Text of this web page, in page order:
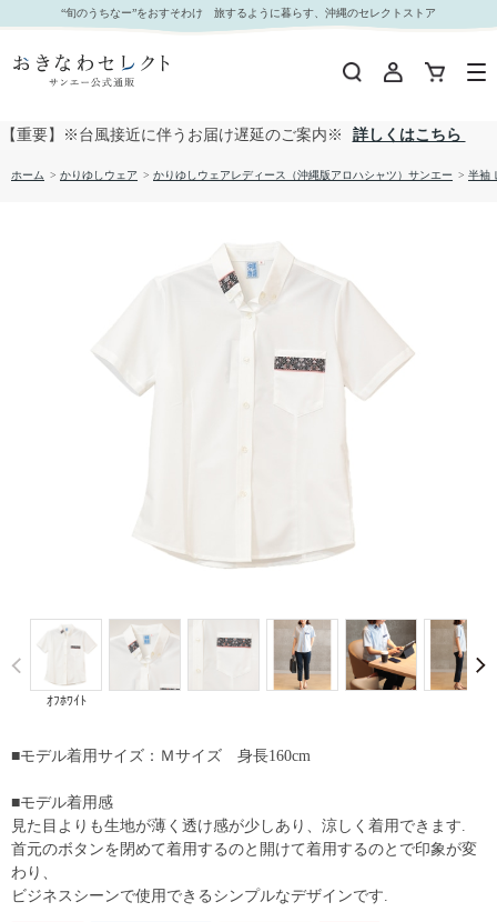
【送料無料】 小花柄使い無地 かりゆしウェア P-SAT1102 Kr24L｜おきなわセレクト サンエー
公式通販
“旬のうちなー”をおすそわけ 旅するように暮らす、沖縄のセレクトストア
【重要】※台風接近に伴うお届け遅延のご案内※ 詳しくはこちら
ホーム > かりゆしウェア > かりゆしウェアレディース（沖縄版アロハシャツ）サンエー > 半袖
ｵﾌﾎﾜｲﾄ
Prev
■モデル着用サイズ：Ｍサイズ 身長160cm
■モデル着用感
見た目よりも生地が薄く透け感が少しあり、涼しく着用できます.
首元のボタンを閉めて着用するのと開けて着用するのとで印象が変
わり、
ビジネスシーンで使用できるシンプルなデザインです.